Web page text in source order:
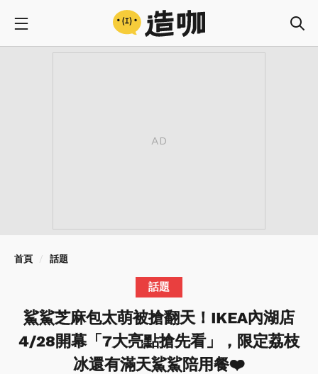
首頁 話題
話題
鯊鯊芝麻包太萌被搶翻天！IKEA內湖店
4/28開幕「7大亮點搶先看」，限定荔枝
冰還有滿天鯊鯊陪用餐❤️